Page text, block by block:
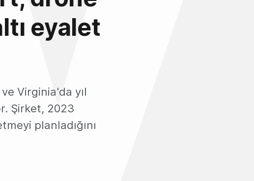
eyalet
Virginia'da yıl
Şirket, 2023
planladığını